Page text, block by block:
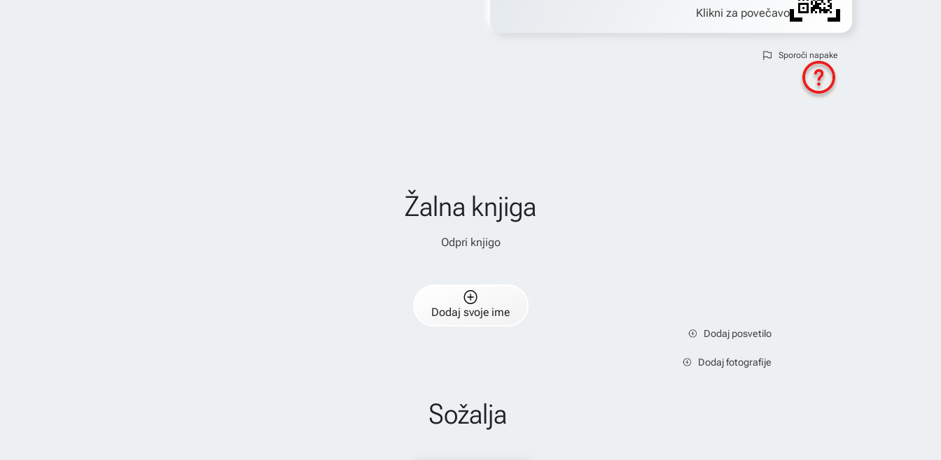
Klikni za povečavo
Sporoči napake
Žalna knjiga
Odpri knjigo
Dodaj svoje ime
Dodaj posvetilo
Dodaj fotografije
Sožalja